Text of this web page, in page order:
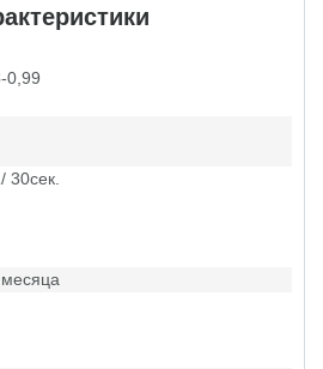
0,99
30сек.